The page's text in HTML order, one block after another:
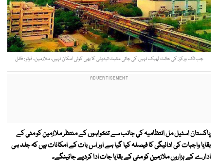
جب تک ورکرز کی حالت ٹھیک نہیں کی جاتی مثبت تبدیلی کا بھی کوئی امکان نہیں، ملازمین۔ فوٹو : فائل
پاکستان اسٹیل مل انتظامیہ کی جانب سے تنخواہوں کے منتظر ملازمین کو مئی کے
بقایا واجبات کی ادائیگی کا فیصلہ کیا گیا ہے اور اس بات کے امکانات ہیں کہ جلد ہی
ادارے کے ہزاروں ملازمین کو مئی کے بقایا جات ادا کردیے جائینگے۔